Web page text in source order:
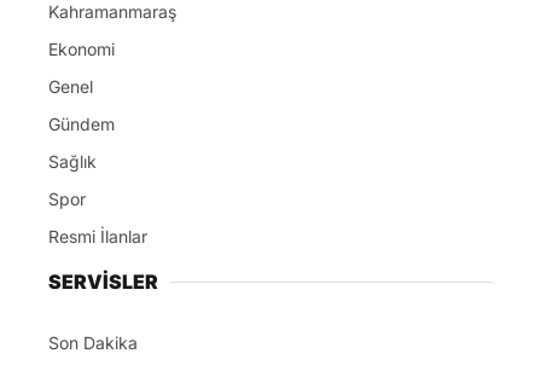
Kahramanmaraş
Ekonomi
Genel
Gündem
Sağlık
Spor
Resmi İlanlar
SERVİSLER
Son Dakika